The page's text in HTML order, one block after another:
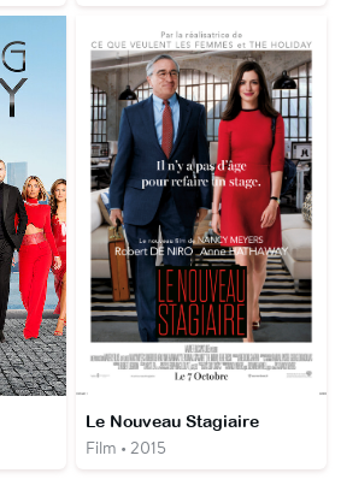
Le Nouveau Stagiaire
Film • 2015